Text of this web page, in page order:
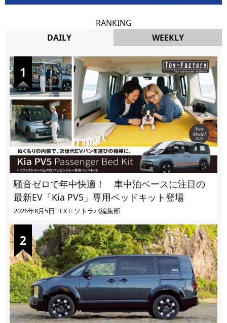
RANKING
DAILY
WEEKLY
騒音ゼロで年中快適！ 車中泊ベースに注目の
最新EV「Kia PV5」専用ベッドキット登場
2026年8月5日 TEXT: ソトラバ編集部